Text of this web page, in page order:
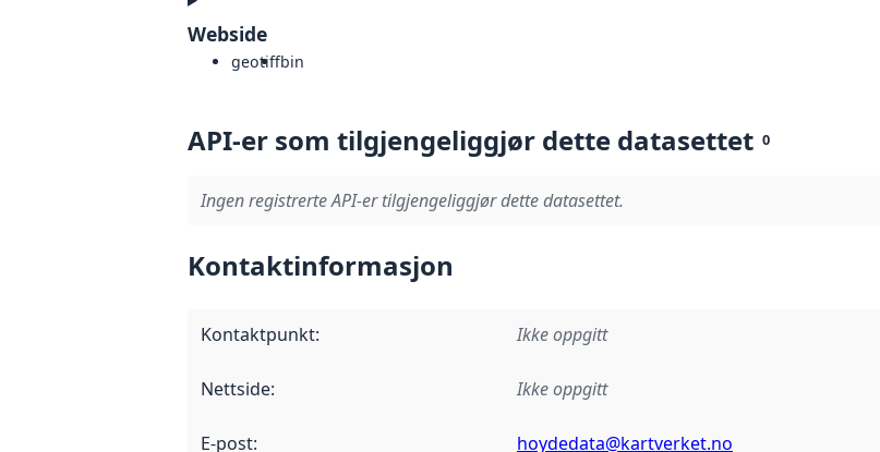
Webside
geotiffbin
API-er som tilgjengeliggjør dette datasettet 0
Ingen registrerte API-er tilgjengeliggjør dette datasettet.
Kontaktinformasjon
Kontaktpunkt: Ikke oppgitt
Nettside: Ikke oppgitt
E-post: hoydedata@kartverket.no